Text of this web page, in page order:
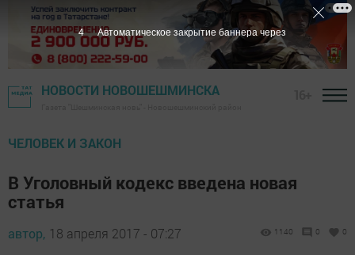
НОВОСТИ НОВОШЕШМИНСКА
ЧЕЛОВЕК И ЗАКОН
В Уголовный кодекс введена новая
статья
автор, 18 апреля 2017 - 07:27 1140 0 0
3 Автоматическое закрытие баннера через